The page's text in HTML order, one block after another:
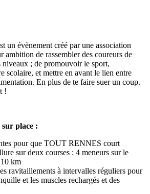
un évènement créé par une association
ambition de rassembler des coureurs de
niveaux ; de promouvoir le sport,
scolaire, et mettre en avant le lien entre
En plus de te faire suer un coup.
!
place :
pour que TOUT RENNES court
sur deux courses : 4 meneurs sur le
km
ravitaillements à intervalles réguliers pour
et les muscles rechargés et des